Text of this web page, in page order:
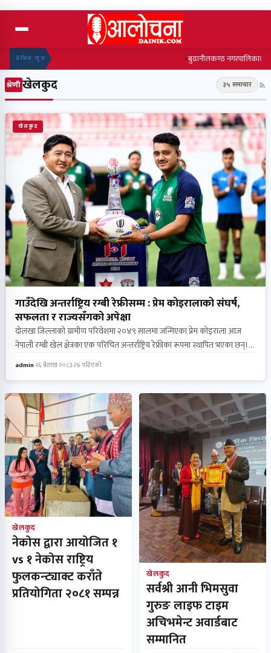
ब्रेकिङ न्युज बुढानीलकण्ठ नगरपालिकाले
श्रेणीखेलकुद ३५ समाचार
खेलकुद
गाउँदेखि अन्तर्राष्ट्रिय रग्बी रेफ्रीसम्म : प्रेम कोइरालाको संघर्ष,
सफलता र राज्यसँगको अपेक्षा
दोलखा जिल्लाको ग्रामीण परिवेशमा २०४९ सालमा जन्मिएका प्रेम कोइराला आज
नेपाली रग्बी खेल क्षेत्रका एक परिचित अन्तर्राष्ट्रिय रेफ्रीका रूपमा स्थापित भएका छन्।
सामान्य गाउँघरमा हुर्किएका उनले एस.एल.सी.सम्मको अध्ययन दोलखामै पूरा गरी
दशरथ रंगशालामा प्रशिक्षणका क्रममा पहिलोपटक देखेको अण्डाकार रग्बी बलले उनको
जीवनको दिशा नै परिवर्तन गरिदियो। जिज्ञासावश पहिलोपटक हातमा समातेको रग्बी
बलले आज उनलाई अन्तर्राष्ट्रिय स्तरसम्म पुर्‍याएको छ।…
admin२६ बैशाख २०८३२४ पढिएको
खेलकुद
नेकोस द्वारा आयोजित १
vs १ नेकोस राष्ट्रिय
फुलकन्ट्याक्ट कराँते
प्रतियोगिता २०८१ सम्पन्न
खेलकुद
सर्वश्री आनी भिमसुवा
गुरुङ लाइफ टाइम
अचिभमेन्ट अवार्डबाट
सम्मानित